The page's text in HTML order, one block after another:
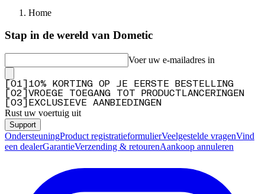
Home
Stap in de wereld van Dometic
Voer uw e-mailadres in
01
10% KORTING OP JE EERSTE BESTELLING
02
VROEGE TOEGANG TOT PRODUCTLANCERINGEN
03 EXCLUSIEVE AANBIEDINGEN
Rust uw voertuig uit
Support
OndersteuningProduct registratieformulierVeelgestelde vragenVind
een dealerGarantieVerzending & retourenAankoop annuleren